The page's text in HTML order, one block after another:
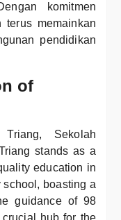
komitmen
memainkan
pendidikan
of
Sekolah
stands as a
education in
boasting a
guidance of 98
hub for the